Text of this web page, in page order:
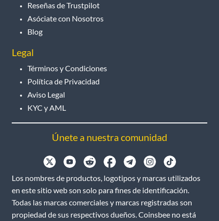
Reseñas de Trustpilot
Asóciate con Nosotros
Blog
Legal
Términos y Condiciones
Política de Privacidad
Aviso Legal
KYC y AML
Únete a nuestra comunidad
Los nombres de productos, logotipos y marcas utilizados
en este sitio web son solo para fines de identificación.
Todas las marcas comerciales y marcas registradas son
propiedad de sus respectivos dueños. Coinsbee no está